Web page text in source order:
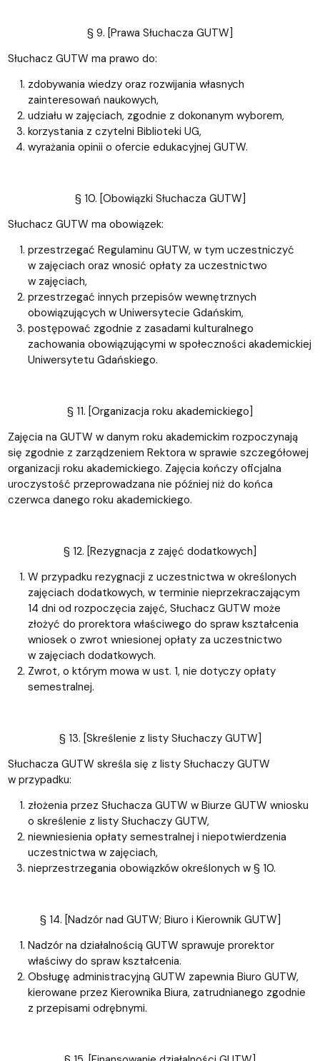
§ 9. [Prawa Słuchacza GUTW]
Słuchacz GUTW ma prawo do:
zdobywania wiedzy oraz rozwijania własnych
zainteresowań naukowych,
udziału w zajęciach, zgodnie z dokonanym wyborem,
korzystania z czytelni Biblioteki UG,
wyrażania opinii o ofercie edukacyjnej GUTW.
§ 10. [Obowiązki Słuchacza GUTW]
Słuchacz GUTW ma obowiązek:
przestrzegać Regulaminu GUTW, w tym uczestniczyć
w zajęciach oraz wnosić opłaty za uczestnictwo
w zajęciach,
przestrzegać innych przepisów wewnętrznych
obowiązujących w Uniwersytecie Gdańskim,
postępować zgodnie z zasadami kulturalnego
zachowania obowiązującymi w społeczności akademickiej
Uniwersytetu Gdańskiego.
§ 11. [Organizacja roku akademickiego]
Zajęcia na GUTW w danym roku akademickim rozpoczynają
się zgodnie z zarządzeniem Rektora w sprawie szczegółowej
organizacji roku akademickiego. Zajęcia kończy oficjalna
uroczystość przeprowadzana nie później niż do końca
czerwca danego roku akademickiego.
§ 12. [Rezygnacja z zajęć dodatkowych]
W przypadku rezygnacji z uczestnictwa w określonych
zajęciach dodatkowych, w terminie nieprzekraczającym
14 dni od rozpoczęcia zajęć, Słuchacz GUTW może
złożyć do prorektora właściwego do spraw kształcenia
wniosek o zwrot wniesionej opłaty za uczestnictwo
w zajęciach dodatkowych.
Zwrot, o którym mowa w ust. 1, nie dotyczy opłaty
semestralnej.
§ 13. [Skreślenie z listy Słuchaczy GUTW]
Słuchacza GUTW skreśla się z listy Słuchaczy GUTW
w przypadku:
złożenia przez Słuchacza GUTW w Biurze GUTW wniosku
o skreślenie z listy Słuchaczy GUTW,
niewniesienia opłaty semestralnej i niepotwierdzenia
uczestnictwa w zajęciach,
nieprzestrzegania obowiązków określonych w § 10.
§ 14. [Nadzór nad GUTW; Biuro i Kierownik GUTW]
Nadzór na działalnością GUTW sprawuje prorektor
właściwy do spraw kształcenia.
Obsługę administracyjną GUTW zapewnia Biuro GUTW,
kierowane przez Kierownika Biura, zatrudnianego zgodnie
z przepisami odrębnymi.